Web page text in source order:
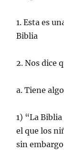
1. Esta es
Biblia
2. Nos dice
a. Tiene
1) “La
el que los
sin